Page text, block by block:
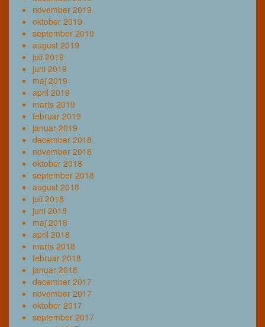
november 2019
oktober 2019
september 2019
august 2019
juli 2019
juni 2019
maj 2019
april 2019
marts 2019
februar 2019
januar 2019
december 2018
november 2018
oktober 2018
september 2018
august 2018
juli 2018
juni 2018
maj 2018
april 2018
marts 2018
februar 2018
januar 2018
december 2017
november 2017
oktober 2017
september 2017